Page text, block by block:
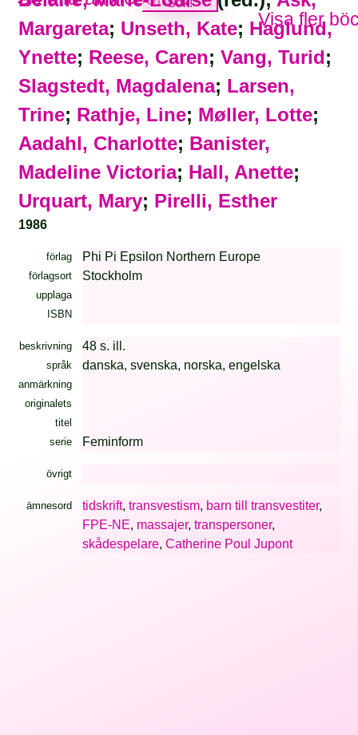
Visa fler
Margareta; Unseth, Kate; Haglund,
Ynette; Reese, Caren; Vang, Turid;
Slagstedt, Magdalena; Larsen,
Trine; Rathje, Line; Møller, Lotte;
Aadahl, Charlotte; Banister,
Madeline Victoria; Hall, Anette;
Urquart, Mary; Pirelli, Esther
1986
förlag Phi Pi Epsilon Northern Europe
förlagsort Stockholm
upplaga
ISBN
beskrivning 48 s. ill.
språk danska, svenska, norska, engelska
anmärkning
originalets
titel
serie
Feminform
övrigt
ämnesord tidskrift, transvestism, barn till transvestiter,
FPE-NE, massajer, transpersoner,
skådespelare, Catherine Poul Jupont